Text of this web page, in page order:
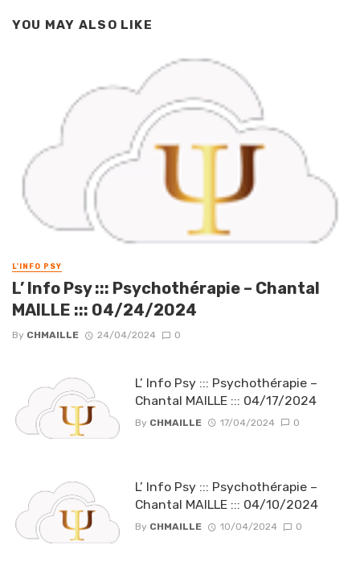
YOU MAY ALSO LIKE
L'INFO PSY
L’ Info Psy ::: Psychothérapie – Chantal
MAILLE ::: 04/24/2024
By CHMAILLE 24/04/2024 0
L’ Info Psy ::: Psychothérapie –
Chantal MAILLE ::: 04/17/2024
By CHMAILLE 17/04/2024 0
L’ Info Psy ::: Psychothérapie –
Chantal MAILLE ::: 04/10/2024
By CHMAILLE 10/04/2024 0